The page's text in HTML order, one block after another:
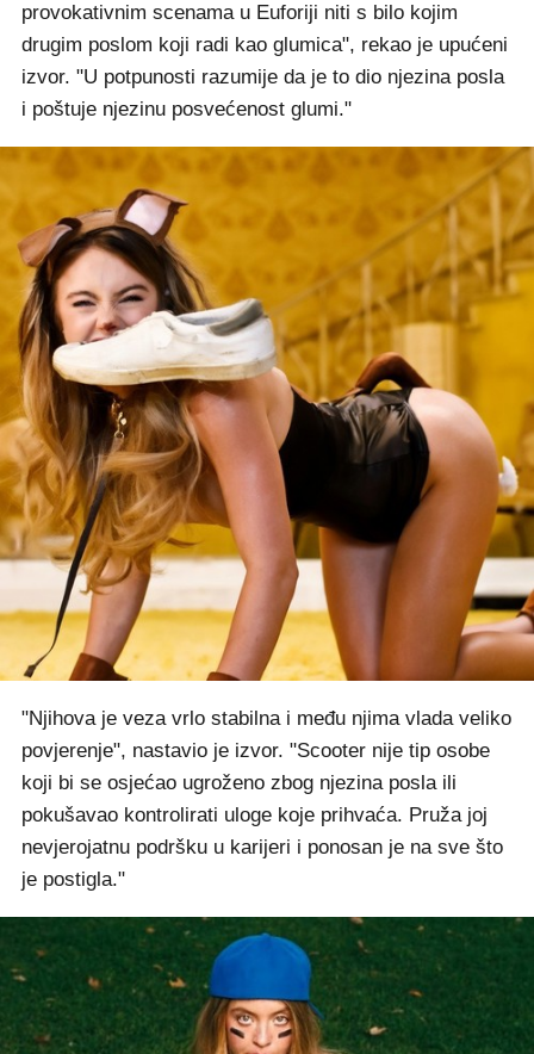
provokativnim scenama u Euforiji niti s bilo kojim
drugim poslom koji radi kao glumica", rekao je upućeni
izvor. "U potpunosti razumije da je to dio njezina posla
i poštuje njezinu posvećenost glumi."
"Njihova je veza vrlo stabilna i među njima vlada veliko
povjerenje", nastavio je izvor. "Scooter nije tip osobe
koji bi se osjećao ugroženo zbog njezina posla ili
pokušavao kontrolirati uloge koje prihvaća. Pruža joj
nevjerojatnu podršku u karijeri i ponosan je na sve što
je postigla."